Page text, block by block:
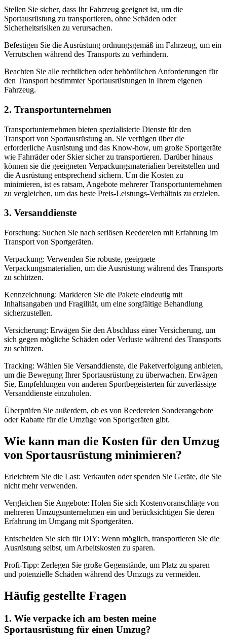
Stellen Sie sicher, dass Ihr Fahrzeug geeignet ist, um die
Sportausrüstung zu transportieren, ohne Schäden oder
Sicherheitsrisiken zu verursachen.
Befestigen Sie die Ausrüstung ordnungsgemäß im Fahrzeug, um ein
Verrutschen während des Transports zu verhindern.
Beachten Sie alle rechtlichen oder behördlichen Anforderungen für
den Transport bestimmter Sportausrüstungen in Ihrem eigenen
Fahrzeug.
2. Transportunternehmen
Transportunternehmen bieten spezialisierte Dienste für den
Transport von Sportausrüstung an. Sie verfügen über die
erforderliche Ausrüstung und das Know-how, um große Sportgeräte
wie Fahrräder oder Skier sicher zu transportieren. Darüber hinaus
können sie die geeigneten Verpackungsmaterialien bereitstellen und
die Ausrüstung entsprechend sichern. Um die Kosten zu
minimieren, ist es ratsam, Angebote mehrerer Transportunternehmen
zu vergleichen, um das beste Preis-Leistungs-Verhältnis zu erzielen.
3. Versanddienste
Forschung: Suchen Sie nach seriösen Reedereien mit Erfahrung im
Transport von Sportgeräten.
Verpackung: Verwenden Sie robuste, geeignete
Verpackungsmaterialien, um die Ausrüstung während des Transports
zu schützen.
Kennzeichnung: Markieren Sie die Pakete eindeutig mit
Inhaltsangaben und Fragilität, um eine sorgfältige Behandlung
sicherzustellen.
Versicherung: Erwägen Sie den Abschluss einer Versicherung, um
sich gegen mögliche Schäden oder Verluste während des Transports
zu schützen.
Tracking: Wählen Sie Versanddienste, die Paketverfolgung anbieten,
um die Bewegung Ihrer Sportausrüstung zu überwachen. Erwägen
Sie, Empfehlungen von anderen Sportbegeisterten für zuverlässige
Versanddienste einzuholen.
Überprüfen Sie außerdem, ob es von Reedereien Sonderangebote
oder Rabatte für die Umzüge von Sportgeräten gibt.
Wie kann man die Kosten für den Umzug
von Sportausrüstung minimieren?
Erleichtern Sie die Last: Verkaufen oder spenden Sie Geräte, die Sie
nicht mehr verwenden.
Vergleichen Sie Angebote: Holen Sie sich Kostenvoranschläge von
mehreren Umzugsunternehmen ein und berücksichtigen Sie deren
Erfahrung im Umgang mit Sportgeräten.
Entscheiden Sie sich für DIY: Wenn möglich, transportieren Sie die
Ausrüstung selbst, um Arbeitskosten zu sparen.
Profi-Tipp: Zerlegen Sie große Gegenstände, um Platz zu sparen
und potenzielle Schäden während des Umzugs zu vermeiden.
Häufig gestellte Fragen
1. Wie verpacke ich am besten meine
Sportausrüstung für einen Umzug?